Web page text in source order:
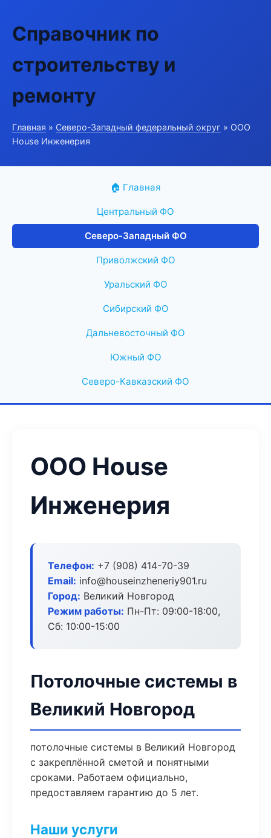
Справочник по
строительству и
ремонту
Главная » Северо-Западный федеральный округ » ООО
House Инженерия
🏠 Главная
Центральный ФО
Северо-Западный ФО
Приволжский ФО
Уральский ФО
Сибирский ФО
Дальневосточный ФО
Южный ФО
Северо-Кавказский ФО
ООО House
Инженерия
Телефон: +7 (908) 414-70-39
Email: info@houseinzheneriy901.ru
Город: Великий Новгород
Режим работы: Пн-Пт: 09:00-18:00,
Сб: 10:00-15:00
Потолочные системы в
Великий Новгород
потолочные системы в Великий Новгород
с закреплённой сметой и понятными
сроками. Работаем официально,
предоставляем гарантию до 5 лет.
Наши услуги